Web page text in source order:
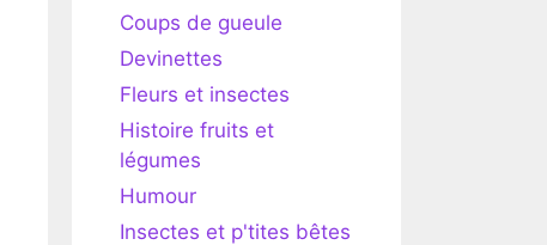
Coups de gueule
Devinettes
Fleurs et insectes
Histoire fruits et
légumes
Humour
Insectes et p'tites bêtes